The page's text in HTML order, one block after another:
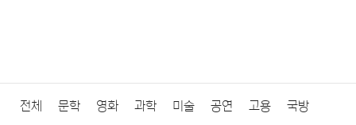
전체 문학 영화 과학 미술 공연 고용 국방